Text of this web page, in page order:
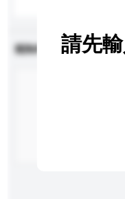
查詢內容
請先